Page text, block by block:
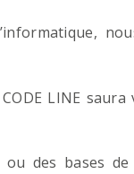
LINE
ou des bases